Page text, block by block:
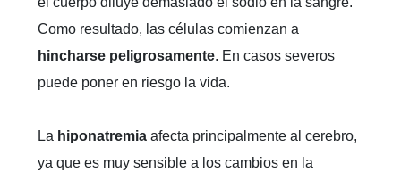
Como resultado, las células comienzan a
hincharse peligrosamente. En casos severos
puede poner en riesgo la vida.
La hiponatremia afecta principalmente al cerebro,
ya que es muy sensible a los cambios en la